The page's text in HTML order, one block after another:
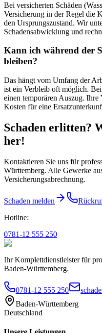
Bei versicherten Schäden
Versicherung in der Regel die
den Ursprungszustand. Wir
Schadensabwicklung und
Kann ich während der
bleiben?
Das hängt vom Umfang der
ist ein Verbleib oft möglich.
einen temporären Auszug.
Kosten für eine
Schaden erlitten?
her!
Kontaktieren Sie uns für
Württemberg. Alle Gewerke
Versicherungsabrechnung.
Schaden melden
Hotline:
0781-12 555 250
Ihr Komplettdienstleister für
Baden-Württemberg.
0781-12 555 250
Baden-Württemberg
Deutschland